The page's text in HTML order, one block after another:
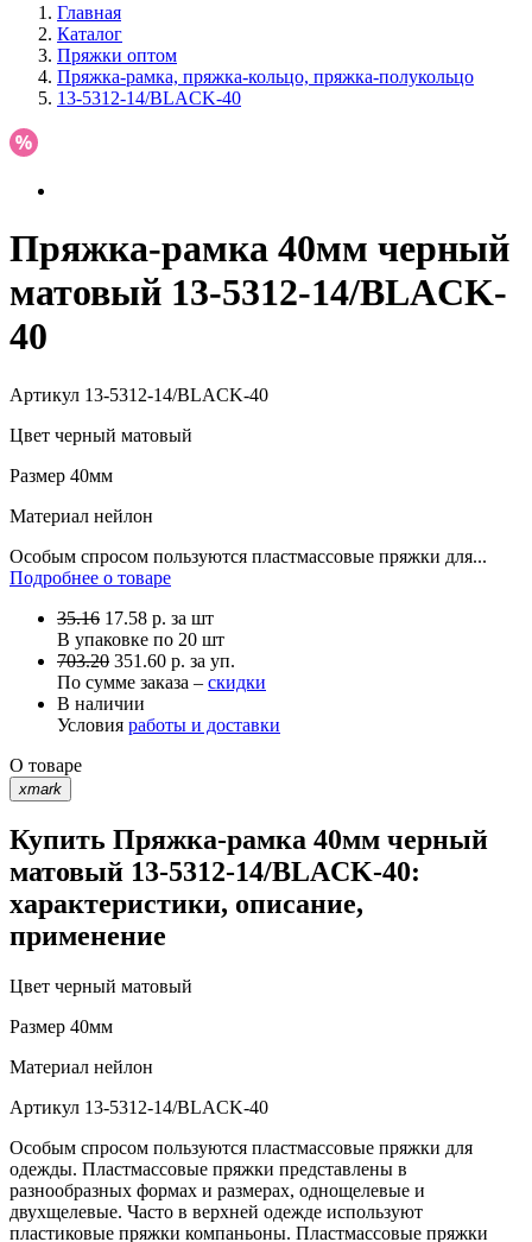
Главная
Каталог
Пряжки оптом
Пряжка-рамка, пряжка-кольцо, пряжка-полукольцо
13-5312-14/BLACK-40
Пряжка-рамка 40мм черный
матовый 13-5312-14/BLACK-
40
Артикул 13-5312-14/BLACK-40
Цвет черный матовый
Размер 40мм
Материал нейлон
Особым спросом пользуются пластмассовые пряжки для...
Подробнее о товаре
35.16 17.58 р. за шт
В упаковке по 20 шт
703.20 351.60 р. за уп.
По сумме заказа – скидки
В наличии
Условия работы и доставки
О товаре
xmark
Купить Пряжка-рамка 40мм черный
матовый 13-5312-14/BLACK-40:
характеристики, описание,
применение
Цвет черный матовый
Размер 40мм
Материал нейлон
Артикул 13-5312-14/BLACK-40
Особым спросом пользуются пластмассовые пряжки для
одежды. Пластмассовые пряжки представлены в
разнообразных формах и размерах, однощелевые и
двухщелевые. Часто в верхней одежде используют
пластиковые пряжки компаньоны. Пластмассовые пряжки